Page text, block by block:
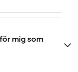
mig som